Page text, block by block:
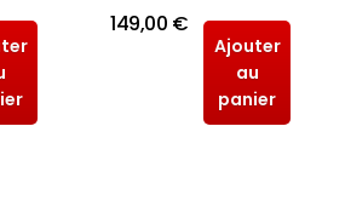
149,00 €
Ajouter
au
panier